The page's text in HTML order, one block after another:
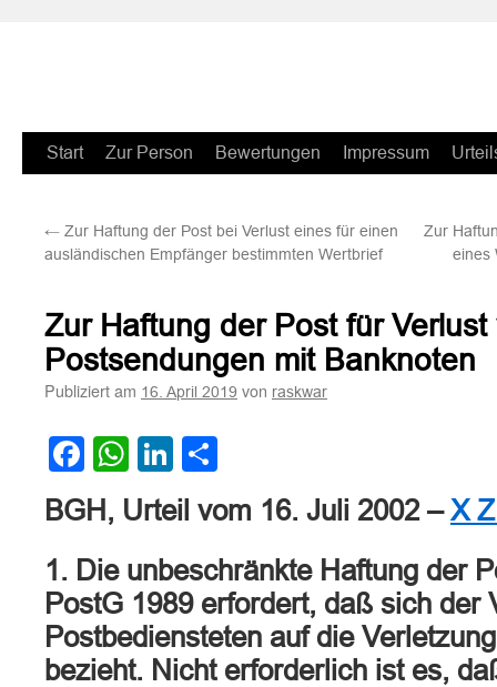
Zum
springen
Start Zur Person Bewertungen Impressum
← Zur Haftung der Post bei Verlust eines für einen
ausländischen Empfänger bestimmten Wertbrief
Zur
eines
Zur Haftung der Post für Verlust
Postsendungen mit Banknoten
Publiziert am 16. April 2019 von raskwar
Facebook
WhatsApp
LinkedIn
BGH, Urteil vom 16. Juli 2002 –X
1. Die unbeschränkte Haftung der
PostG 1989 erfordert, daß sich der
Postbediensteten auf die
bezieht. Nicht erforderlich ist es,